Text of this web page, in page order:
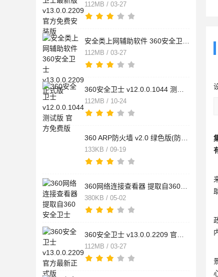
112MB / 03-27
112MB / 03-27
112MB / 10-24
133KB / 09-19
380KB / 05-02
112MB / 03-27